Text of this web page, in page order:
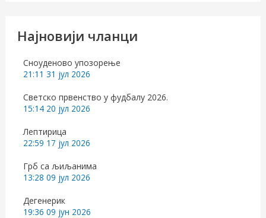
рНајновији чланци
Сноуденово упозорење
21:11 31 јул 2026
Светско првенство у фудбалу 2026.
15:14 20 јул 2026
Лептирица
22:59 17 јул 2026
Грб са љиљанима
13:28 09 јул 2026
Дегенерик
19:36 09 јун 2026